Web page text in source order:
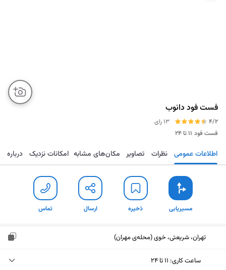
فست فود دانوب
4/2
13 رای
فست فود ۱۱ تا ۲۴
مسیریابی ذخیره ارسال تماس اطلاعات عمومی نظرات تصاویر مکان‌های مشابه امکانات نزدیک درباره
مسیریابی ذخیره ارسال تماس
تهران، شریعتی، خوی (محله‌ی مهران)
ساعت کاری: ۱۱ تا ۲۴